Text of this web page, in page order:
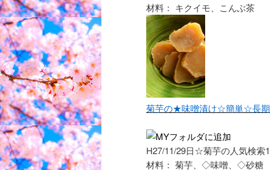
材料： キクイモ、こんぶ茶
菊芋の★味噌漬け☆簡単☆長期
H27/11/29日☆菊芋の人気検索
材料： 菊芋、◇味噌、◇砂糖